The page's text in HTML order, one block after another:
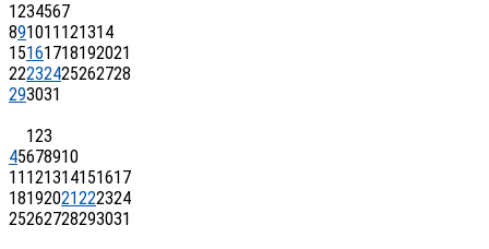
1234567
891011 121314
15161718192021
22232425262728
293031
123
45678910
11 121314151617
18192021222324
25262728293031